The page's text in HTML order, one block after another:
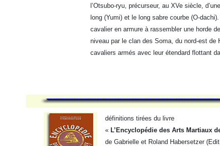
l’Otsubo-ryu, précurseur, au XVe siècle,
long (Yumi) et le long sabre courbe (O-
cavalier en armure à rassembler une horde
niveau par le clan des Soma, du nord-est
cavaliers armés avec leur étendard flottant
définitions tirées du livre
« L’Encyclopédie des Arts Martiaux
de Gabrielle et Roland Habersetzer